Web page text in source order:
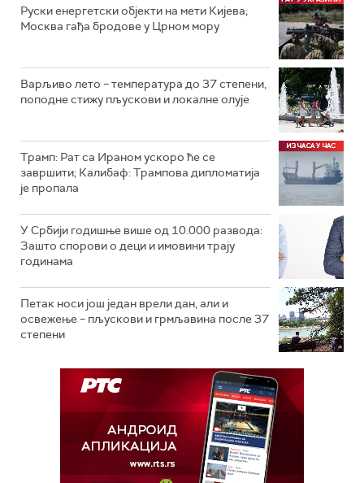
Руски енергетски објекти на мети Кијева;
Москва гађа бродове у Црном мору
Варљиво лето – температура до 37 степени,
поподне стижу пљускови и локалне олује
Трамп: Рат са Ираном ускоро ће се
завршити; Калибаф: Трампова дипломатија
је пропала
У Србији годишње више од 10.000 развода:
Зашто спорови о деци и имовини трају
годинама
Петак носи још један врели дан, али и
освежење – пљускови и грмљавина после 37
степени